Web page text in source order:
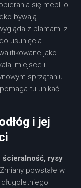
się mebli o
bywają
z plamami z
usunięcia
jako
miejsce i
sprzątaniu.
tu unikać
i jej
ścieralność, rysy
Zmiany powstałe w